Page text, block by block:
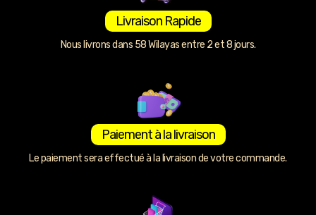
Livraison Rapide
Nous livrons dans 58 Wilayas entre 2 et 8 jours.
Paiement à la livraison
Le paiement sera effectué à la livraison de votre commande.